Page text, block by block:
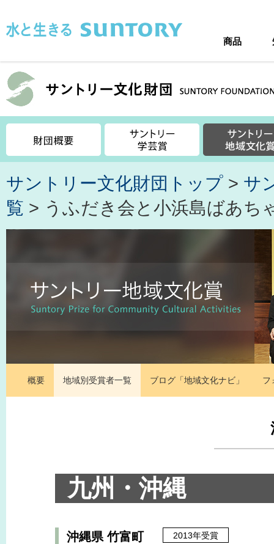
商品
サントリー文化財団トップ > サ
覧 > うふだき会と小浜島ばあち
概要 地域別受賞者一覧 ブログ「地域文化ナビ」 フ
九州・沖縄
沖縄県 竹富町 2013年受賞